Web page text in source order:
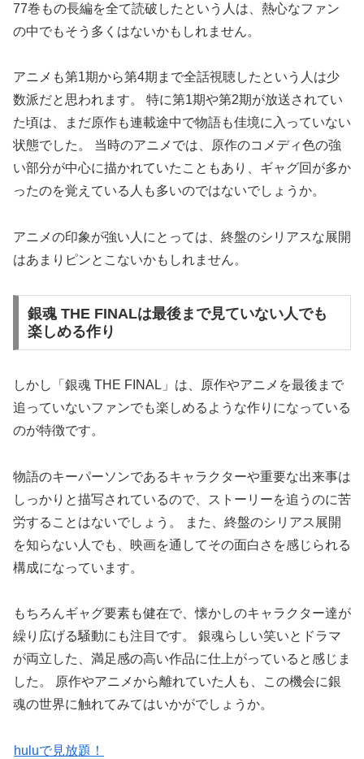
77巻もの長編を全て読破したという人は、熱心なファン
の中でもそう多くはないかもしれません。
アニメも第1期から第4期まで全話視聴したという人は少
数派だと思われます。 特に第1期や第2期が放送されてい
た頃は、まだ原作も連載途中で物語も佳境に入っていない
状態でした。 当時のアニメでは、原作のコメディ色の強
い部分が中心に描かれていたこともあり、ギャグ回が多か
ったのを覚えている人も多いのではないでしょうか。
アニメの印象が強い人にとっては、終盤のシリアスな展開
はあまりピンとこないかもしれません。
銀魂 THE FINALは最後まで見ていない人でも
楽しめる作り
しかし「銀魂 THE FINAL」は、原作やアニメを最後まで
追っていないファンでも楽しめるような作りになっている
のが特徴です。
物語のキーパーソンであるキャラクターや重要な出来事は
しっかりと描写されているので、ストーリーを追うのに苦
労することはないでしょう。 また、終盤のシリアス展開
を知らない人でも、映画を通してその面白さを感じられる
構成になっています。
もちろんギャグ要素も健在で、懐かしのキャラクター達が
繰り広げる騒動にも注目です。 銀魂らしい笑いとドラマ
が両立した、満足感の高い作品に仕上がっていると感じま
した。 原作やアニメから離れていた人も、この機会に銀
魂の世界に触れてみてはいかがでしょうか。
huluで見放題！